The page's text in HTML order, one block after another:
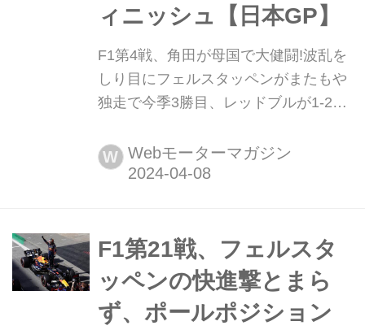
ィニッシュ【日本GP】
F1第4戦、角田が母国で大健闘!波乱を
しり目にフェルスタッペンがまたもや
独走で今季3勝目、レッドブルが1-2フ
日、F1第4戦日本GPが鈴鹿サーキット
で開催され、レッドブルのマックス・
1-2フィニッシュを達成した。3位には
フェラーリのカルロス・サインツが入
った。角田裕毅(RB)は、2戦連続入賞
となる10位...
W Webモーターマガジン
F1第21戦、フェルスタ
ッペンの快進撃とまら
ず、ポールポジション